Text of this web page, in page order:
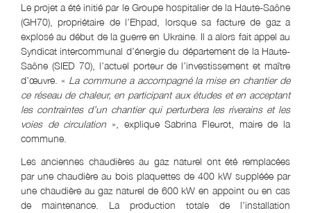
Le projet a été initié par le Groupe hospitalier de la Haute-Saône
(GH70), propriétaire de l’Ehpad, lorsque sa facture de gaz a
explosé au début de la guerre en Ukraine. Il a alors fait appel au
Syndicat intercommunal d’énergie du département de la Haute-
Saône (SIED 70), l’actuel porteur de l’investissement et maître
d’œuvre. « La commune a accompagné la mise en chantier de
ce réseau de chaleur, en participant aux études et en acceptant
les contraintes d’un chantier qui perturbera les riverains et les
voies de circulation », explique Sabrina Fleurot, maire de la
commune.
Les anciennes chaudières au gaz naturel ont été remplacées
par une chaudière au bois plaquettes de 400 kW suppléée par
une chaudière au gaz naturel de 600 kW en appoint ou en cas
de maintenance. La production totale de l’installation